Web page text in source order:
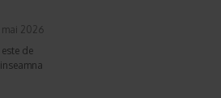
mai 2026
de